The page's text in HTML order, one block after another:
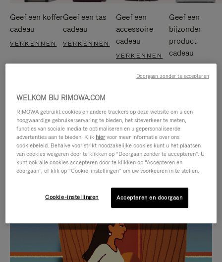
Geef een koffer
cadeau
VERKENNEN
Geef een tas
cadeau
VERKENNEN
Geef een
accessoire
cadeau
VERKENNEN
Geef een
bijzonder
product
cadeau
IS
NIET
GELUID
VAN
SELECTIE VAN GESCHENKEN
WELKOM BIJ RIMOWA.COM
RIMOWA gebruikt cookies en andere trackers op deze website om u een
hoogwaardige gebruikerservaring te bieden, het siteverkeer te meten,
functies van sociale media te optimaliseren en u gepersonaliseerde
advertenties aan te bieden. Klik hiervoor meer informatie over ons
cookiebeleid. Behalve voor strikt noodzakelijke cookies kunt u het plaatsen
van cookies weigeren door te klikken op “Doorgaan zonder te accepteren”. U
kunt ook alle cookies accepteren door te klikken op “Accepteren en
doorgaan”, of klik op “Cookie-instellingen” om uw voorkeuren in te stellen.
Cookie-instellingen Accepteren en doorgaan
Doorgaan zonder te accepteren